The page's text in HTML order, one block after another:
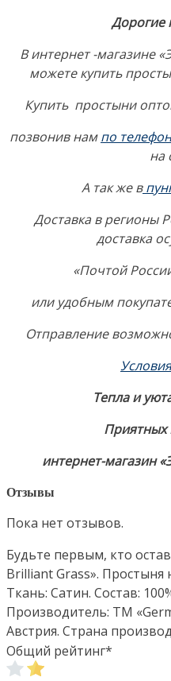
Дорогие
В интернет -магазине
можете купить
Купить простыни
позвонив нампо
на
А так же в
Доставка в регионы
доставка
«Почтой
или удобным
Отправление
Тепла и
Приятных
интернет-магазин
Отзывы
Пока нет отзывов.
Будьте первым, кто
Brilliant Grass». Простыня
Ткань: Сатин. Состав:
Производитель: ТМ
Австрия. Страна
Общий рейтинг*